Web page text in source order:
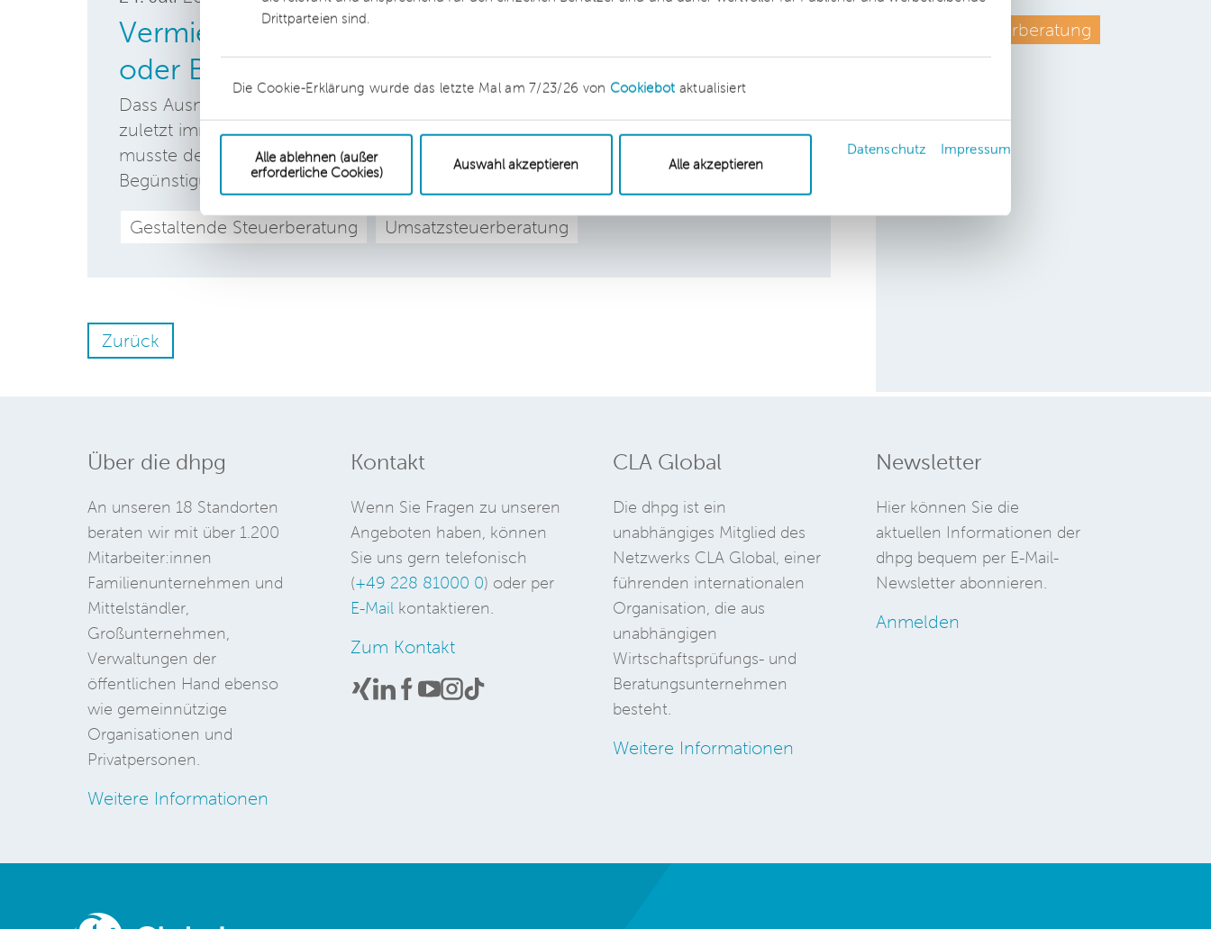
Drittparteien sind.
Die Cookie-Erklärung wurde das letzte Mal am 7/23/26 von Cookiebot aktualisiert
Alle ablehnen (außer
erforderliche Cookies)
Auswahl akzeptieren Alle akzeptieren
Datenschutz Impressum
Vermietung von Ferienwohnungen – Reiseleistung
oder Beherbergung?
Dass Ausnahmeregelungen nicht gerade zu einer Vereinfachung beitragen, zeigt
zuletzt immer wieder der ermäßigte Steuersatz für Beherbergungsumsätze. Diesmal
musste der Bundesfinanzhof klären, ob die Vermieter von Ferienhäusern von dieser
Begünstigung profitieren können.
Gestaltende Steuerberatung Umsatzsteuerberatung
Zurück
Umsatzsteuerberatung
Über die dhpg
An unseren 18 Standorten
beraten wir mit über 1.200
Mitarbeiter:innen
Familienunternehmen und
Mittelständler,
Großunternehmen,
Verwaltungen der
öffentlichen Hand ebenso
wie gemeinnützige
Organisationen und
Privatpersonen.
Weitere Informationen
Kontakt
Wenn Sie Fragen zu unseren
Angeboten haben, können
Sie uns gern telefonisch
(+49 228 81000 0) oder per
E-Mailkontaktieren.
Zum Kontakt
CLA Global
Die dhpg ist ein
unabhängiges Mitglied des
Netzwerks CLA Global, einer
führenden internationalen
Organisation, die aus
unabhängigen
Wirtschaftsprüfungs- und
Beratungsunternehmen
besteht.
Weitere Informationen
Newsletter
Hier können Sie die
aktuellen Informationen der
dhpg bequem per E-Mail-
Newsletter abonnieren.
Anmelden